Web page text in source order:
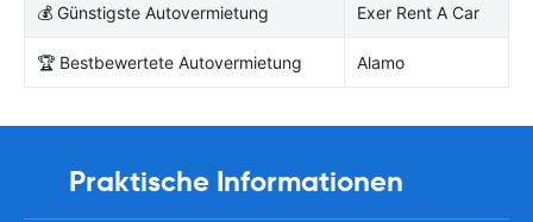
💰 Günstigste Autovermietung Exer Rent A Car
🏆 Bestbewertete Autovermietung Alamo
Praktische Informationen